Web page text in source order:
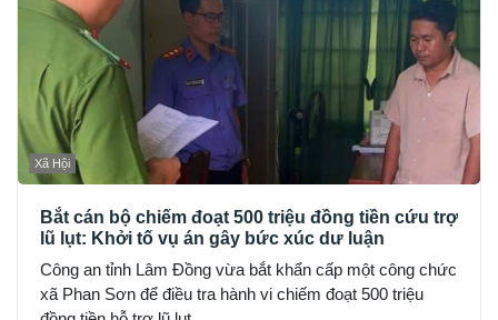
Xã Hội
Bắt cán bộ chiếm đoạt 500 triệu đồng tiền cứu trợ
lũ lụt: Khởi tố vụ án gây bức xúc dư luận
Công an tỉnh Lâm Đồng vừa bắt khẩn cấp một công chức
xã Phan Sơn để điều tra hành vi chiếm đoạt 500 triệu